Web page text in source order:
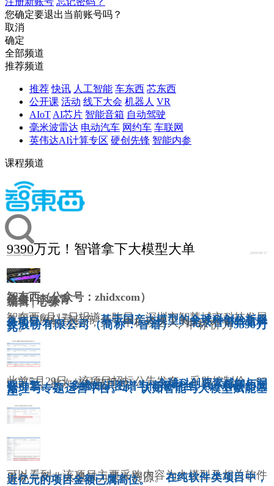
您确定要退出当前账号吗？
取消
确定
全部频道
推荐频道
推荐 快讯 人工智能 车东西 芯东西
公开课 活动 线下大会 机器人 VR
AIoT AI芯片 智能音箱 自动驾驶
毫米波雷达 电动汽车 网约车 车联网
英伟达AI计算专区 硬创先锋 智能内参
课程频道
9390万元！智谱拿下大模型大单
人工智能 智东西 2026/06/17
智东西（公众号：zhidxcom）
作者 | 李水青
编辑 | 心缘
智东西6月17日报道，昨日，深圳市智慧城市科技发展
集团有限公司公布“基于国产大模型的全球科创分析服
务项目”的候选人，第一中标候选人为北京智谱华章科
技股份有限公司（简称：智谱），中标价为9390万
元。
此前5月29日，该项目招标公告发布，采购控制价：93
95万元。此次招标范围为：1、全球科创要素感知与洞
察引擎。2、多维知识图谱与情报中台。3、科研协同
治理与专题运营平台。4、认知智能与大模型赋能基
座。
可以看到，该项目主要采购内容为大模型及相关软件
服务，而非大量算力硬件资源。在纯软件类项目中，
近亿元的项目金额已属高位。